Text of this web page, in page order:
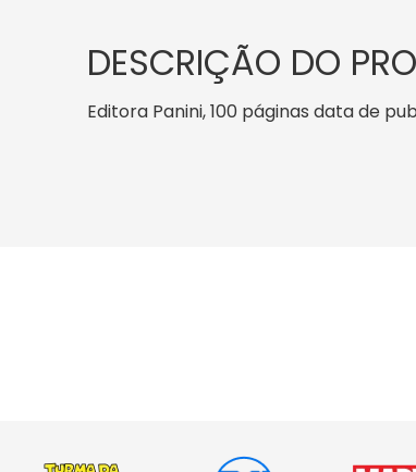
DESCRIÇÃO DO
Editora Panini, 100 páginas data de